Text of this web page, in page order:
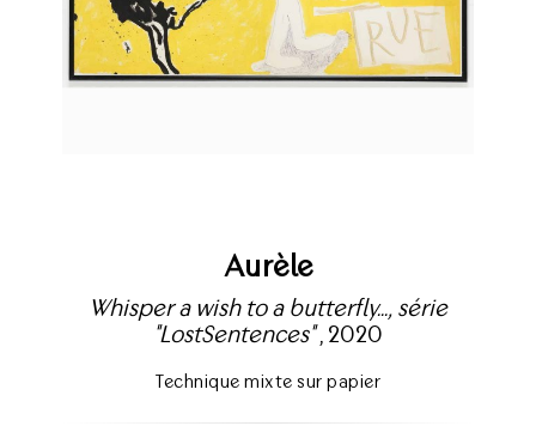
Aurèle
Whisper a wish to a butterfly..., série
"LostSentences", 2020
Technique mixte sur papier